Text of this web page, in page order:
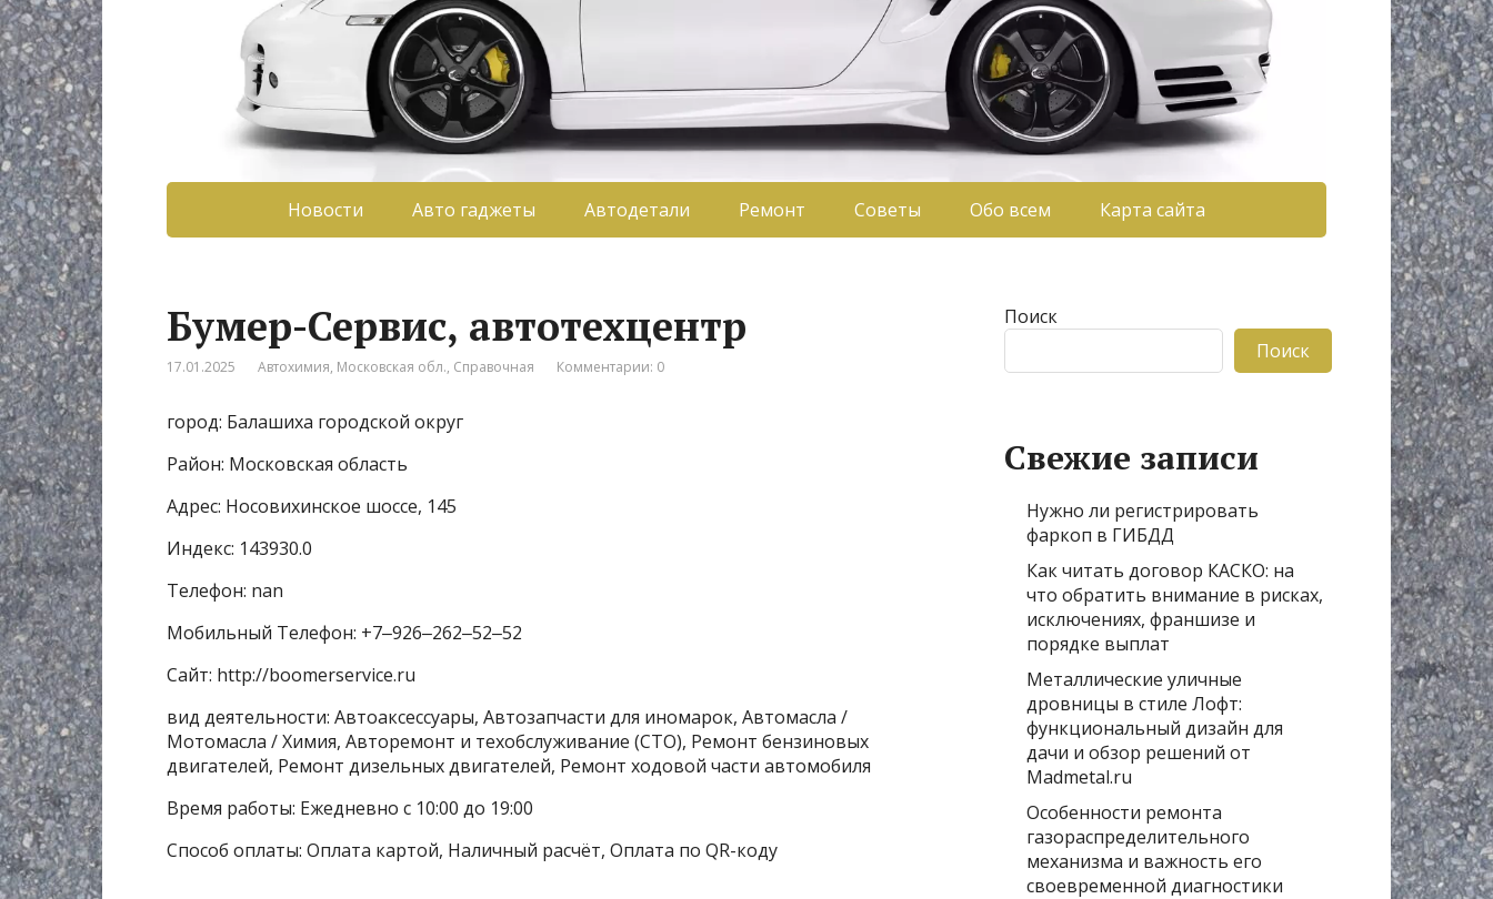
Новости Авто гаджеты Автодетали Ремонт Советы Обо всем Карта сайта
Бумер-Сервис, автотехцентр
17.01.2025 Автохимия, Московская обл., Справочная Комментарии: 0
город: Балашиха городской округ
Район: Московская область
Адрес: Носовихинское шоссе, 145
Индекс: 143930.0
Телефон: nan
Мобильный Телефон: +7‒926‒262‒52‒52
Сайт: http://boomerservice.ru
вид деятельности: Автоаксессуары, Автозапчасти для иномарок, Автомасла /
Мотомасла / Химия, Авторемонт и техобслуживание (СТО), Ремонт бензиновых
двигателей, Ремонт дизельных двигателей, Ремонт ходовой части автомобиля
Время работы: Ежедневно с 10:00 до 19:00
Способ оплаты: Оплата картой, Наличный расчёт, Оплата по QR-коду
Поиск
Поиск
Свежие записи
Нужно ли регистрировать
фаркоп в ГИБДД
Как читать договор КАСКО: на
что обратить внимание в рисках,
исключениях, франшизе и
порядке выплат
Металлические уличные
дровницы в стиле Лофт:
функциональный дизайн для
дачи и обзор решений от
Madmetal.ru
Особенности ремонта
газораспределительного
механизма и важность его
своевременной диагностики